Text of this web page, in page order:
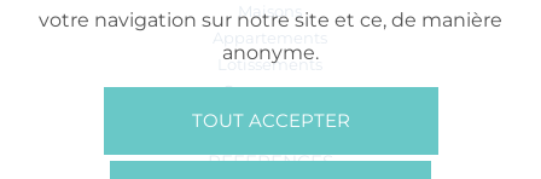
Maisons
Appartements
Lotissements
Commerces
Bureaux
RÉFÉRENCES
votre navigation sur notre site et ce, de manière
anonyme.
TOUT ACCEPTER